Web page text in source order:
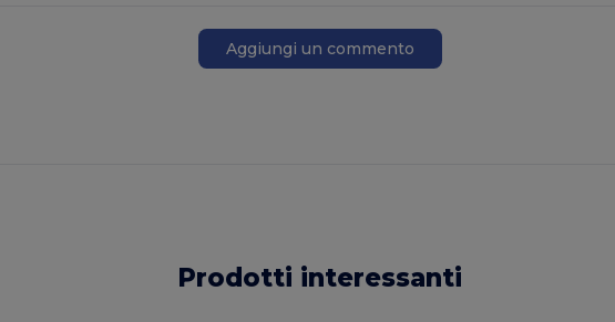
Aggiungi un commento
Prodotti interessanti